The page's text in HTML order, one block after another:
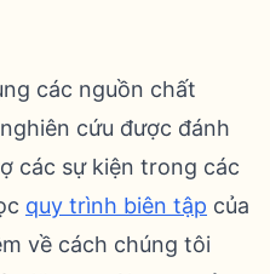
các nguồn chất
cứu được đánh
các sự kiện trong các
quy trình biên tập của
về cách chúng tôi